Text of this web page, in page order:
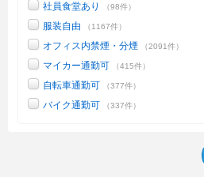
社員食堂あり （98件）
服装自由 （1167件）
オフィス内禁煙・分煙 （2091件）
マイカー通勤可 （415件）
自転車通勤可 （377件）
バイク通勤可 （337件）